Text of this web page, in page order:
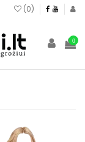
(0)
0